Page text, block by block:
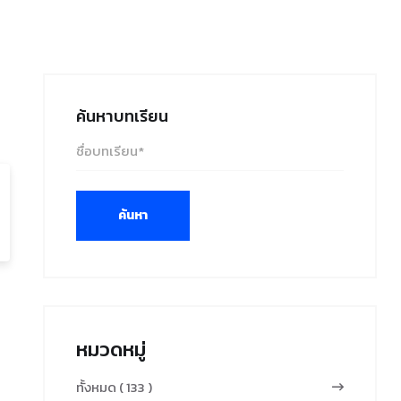
ค้นหาบทเรียน
ค้นหา
หมวดหมู่
ทั้งหมด ( 133 )